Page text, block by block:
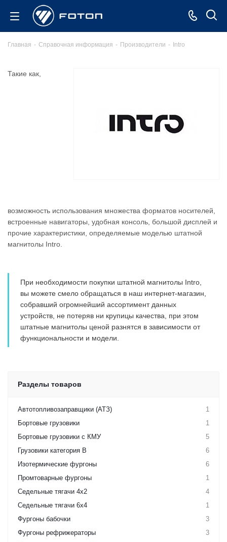
Главная - Справочная информация - Производители - Intro
Такие как,
возможность использования множества форматов носителей,
встроенные навигаторы, удобная консоль, большой дисплей и
прочие характеристики, определяемые моделью штатной
магнитолы Intro.
При необходимости покупки штатной магнитолы Intro,
вы можете смело обращаться в наш интернет-магазин,
собравший огромнейший ассортимент данных
устройств, не потеряв ни крупицы качества, при этом
штатные магнитолы ценой разнятся в зависимости от
функциональности и модели.
Разделы товаров
Автотопливозаправщики (АТЗ)
1
Бортовые грузовики
1
Бортовые грузовики с КМУ
5
Грузовики категория B
6
Изотермические фургоны
6
Промтоварные фургоны
1
Седельные тягачи 4х2
4
Седельные тягачи 6х4
1
Фургоны бабочки
3
Фургоны рефрижераторы
3